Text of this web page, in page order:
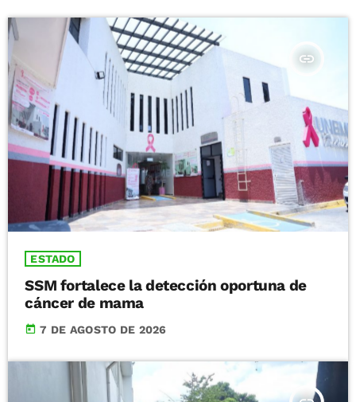
insert_link
ESTADO
SSM fortalece la detección oportuna de
cáncer de mama
today 7 DE AGOSTO DE 2026